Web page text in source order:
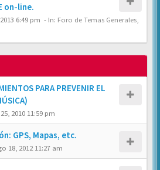
on-line.
6:49 pm - In: Foro de Temas Generales,
PARA PREVENIR EL
2010 11:59 pm
GPS, Mapas, etc.
18, 2012 11:27 am